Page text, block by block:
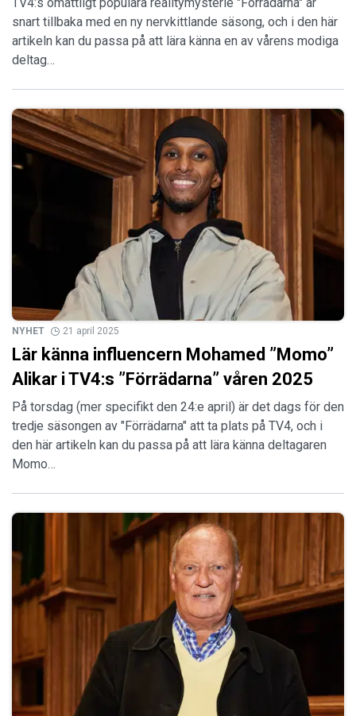
snart tillbaka med en ny nervkittlande säsong, och i den här
artikeln kan du passa på att lära känna en av vårens modiga
deltag…
NYHET 21 april 2025
Lär känna influencern Mohamed ”Momo”
Alikar i TV4:s ”Förrädarna” våren 2025
På torsdag (mer specifikt den 24:e april) är det dags för den
tredje säsongen av "Förrädarna" att ta plats på TV4, och i
den här artikeln kan du passa på att lära känna deltagaren
Momo…